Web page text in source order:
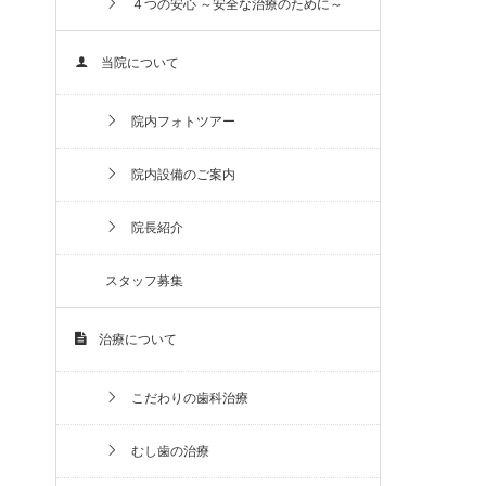
４つの安心 ～安全な治療のために～
当院について
院内フォトツアー
院内設備のご案内
院長紹介
スタッフ募集
治療について
こだわりの歯科治療
むし歯の治療